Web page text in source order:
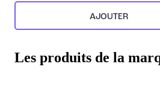
AJOUTER
Les produits de la